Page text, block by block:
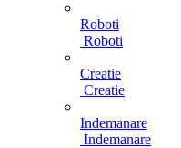
Roboti
Roboti
Creatie
Creatie
Indemanare
Indemanare